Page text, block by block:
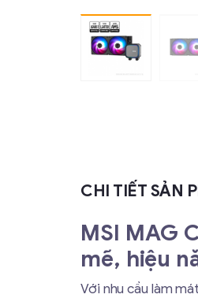
CHI TIẾT SẢN
MSI MAG
mẽ, hiệu
Với nhu cầu làm